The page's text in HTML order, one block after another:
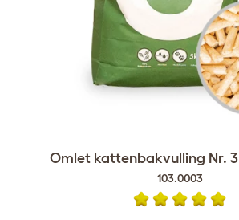
Omlet kattenbakvulling Nr. 3
103.0003